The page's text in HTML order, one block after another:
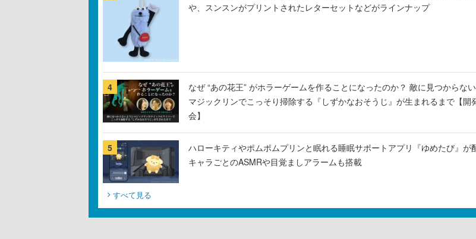
や、スンスンがプリントされたレターセットなどがラインナップ
4
なぜ “あの花王” がホラーゲームを作ることになったのか？ 敵に見つからな
マジックリンでこっそり掃除する『しずかなおそうじ』が生まれるまで【開
会】
5
ハローキティやポムポムプリンと眠れる睡眠サポートアプリ『ゆめたび』が
キャラごとのASMRや目覚ましアラームも搭載
すべて見る